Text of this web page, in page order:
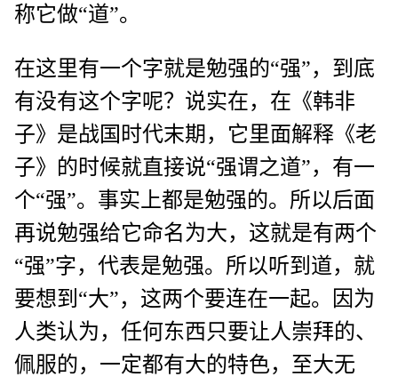
称它做“道”。
在这里有一个字就是勉强的“强”，到底
有没有这个字呢？说实在，在《韩非
子》是战国时代末期，它里面解释《老
子》的时候就直接说“强谓之道”，有一
个“强”。事实上都是勉强的。所以后面
再说勉强给它命名为大，这就是有两个
“强”字，代表是勉强。所以听到道，就
要想到“大”，这两个要连在一起。因为
人类认为，任何东西只要让人崇拜的、
佩服的，一定都有大的特色，至大无